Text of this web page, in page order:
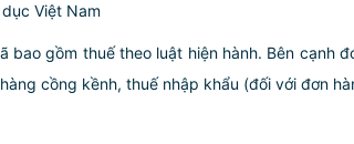
Việt Nam
bao gồm thuế theo luật hiện hành. Bên
cồng kềnh, thuế nhập khẩu (đối với đơn